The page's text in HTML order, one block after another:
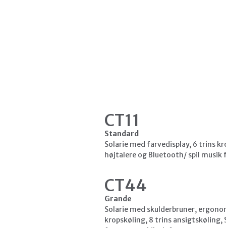
CT11
Standard
Solarie med farvedisplay, 6 trins
højtalere og Bluetooth/ spil musik
CT44
Grande
Solarie med skulderbruner,
kropskøling, 8 trins ansigtskøling,